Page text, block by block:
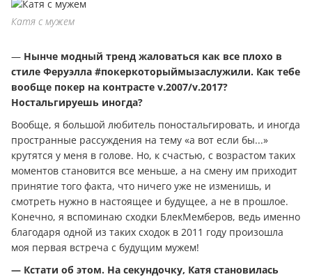
Катя с мужем
— Нынче модный тренд жаловаться как все плохо в
стиле Феруэлла #покеркоторыймызаслужили. Как тебе
вообще покер на контрасте v.2007/v.2017?
Ностальгируешь иногда?
Вообще, я большой любитель поностальгировать, и иногда
пространные рассуждения на тему «а вот если бы...»
крутятся у меня в голове. Но, к счастью, с возрастом таких
моментов становится все меньше, а на смену им приходит
принятие того факта, что ничего уже не изменишь, и
смотреть нужно в настоящее и будущее, а не в прошлое.
Конечно, я вспоминаю сходки БлекМемберов, ведь именно
благодаря одной из таких сходок в 2011 году произошла
моя первая встреча с будущим мужем!
— Кстати об этом. На секундочку, Катя становилась